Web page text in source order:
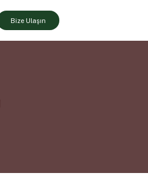
Bize Ulaşın